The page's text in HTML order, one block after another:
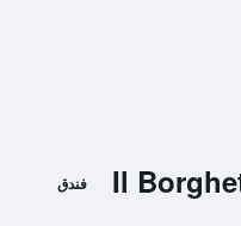
Il فندق